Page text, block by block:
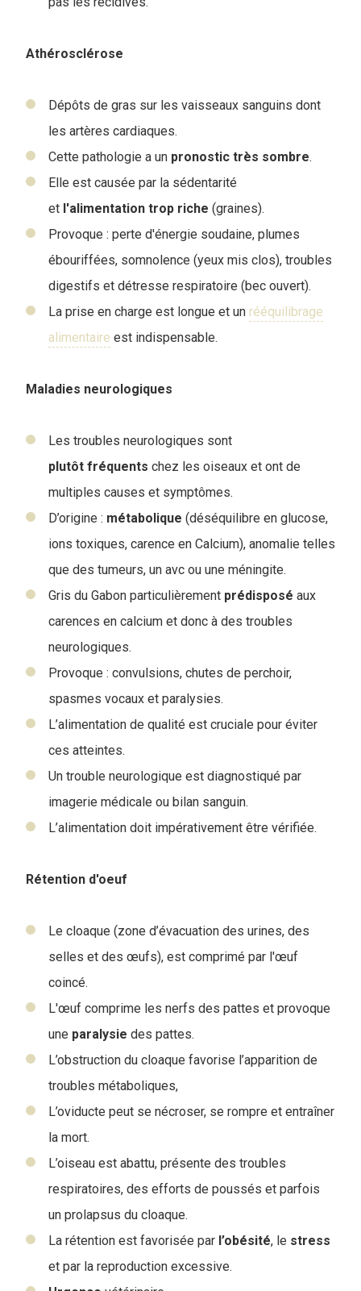
Athérosclérose
Dépôts de gras sur les vaisseaux sanguins dont
les artères cardiaques.
Cette pathologie a un pronostic très sombre.
Elle est causée par la sédentarité
et l'alimentation trop riche (graines).
Provoque : perte d'énergie soudaine, plumes
ébouriffées, somnolence (yeux mis clos), troubles
digestifs et détresse respiratoire (bec ouvert).
La prise en charge est longue et un rééquilibrage
alimentaire est indispensable.
Maladies neurologiques
Les troubles neurologiques sont
plutôt fréquents chez les oiseaux et ont de
multiples causes et symptômes.
D’origine : métabolique (déséquilibre en glucose,
ions toxiques, carence en Calcium), anomalie telles
que des tumeurs, un avc ou une méningite.
Gris du Gabon particulièrement prédisposé aux
carences en calcium et donc à des troubles
neurologiques.
Provoque : convulsions, chutes de perchoir,
spasmes vocaux et paralysies.
L’alimentation de qualité est cruciale pour éviter
ces atteintes.
Un trouble neurologique est diagnostiqué par
imagerie médicale ou bilan sanguin.
L’alimentation doit impérativement être vérifiée.
Rétention d'oeuf
Le cloaque (zone d’évacuation des urines, des
selles et des œufs), est comprimé par l'œuf
coincé.
L'œuf comprime les nerfs des pattes et provoque
une paralysie des pattes.
L’obstruction du cloaque favorise l’apparition de
troubles métaboliques,
L’oviducte peut se nécroser, se rompre et entraîner
la mort.
L’oiseau est abattu, présente des troubles
respiratoires, des efforts de poussés et parfois
un prolapsus du cloaque.
La rétention est favorisée par l’obésité, le stress
et par la reproduction excessive.